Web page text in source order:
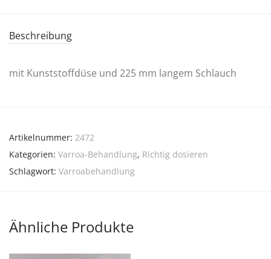
Beschreibung
mit Kunststoffdüse und 225 mm langem Schlauch
Artikelnummer: 2472
Kategorien: Varroa-Behandlung, Richtig dosieren
Schlagwort: Varroabehandlung
Ähnliche Produkte